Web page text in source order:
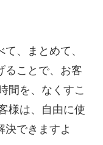
、まとめて、
ることで、お客
間を、なくすこ
様は、自由に使
決できますよ